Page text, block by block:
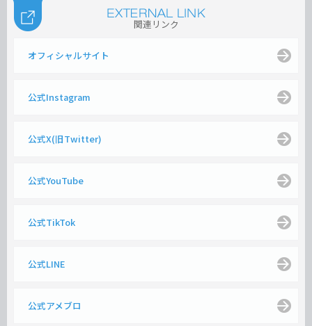
関連リンク
オフィシャルサイト
公式Instagram
公式X(旧Twitter)
公式YouTube
公式TikTok
公式LINE
公式アメブロ